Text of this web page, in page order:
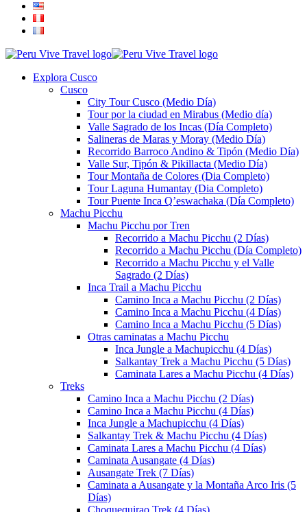
Explora Cusco
Cusco
City Tour Cusco (Medio Día)
Tour por la ciudad en Mirabus (Medio día)
Valle Sagrado de los Incas (Día Completo)
Salineras de Maras y Moray (Medio Día)
Recorrido Barroco Andino & Tipón (Medio Día)
Valle Sur, Tipón & Pikillacta (Medio Día)
Tour Montaña de Colores (Dia Completo)
Tour Laguna Humantay (Dia Completo)
Tour Puente Inca Q’eswachaka (Día Completo)
Machu Picchu
Machu Picchu por Tren
Recorrido a Machu Picchu (2 Días)
Recorrido a Machu Picchu (Día Completo)
Recorrido a Machu Picchu y el Valle
Sagrado (2 Días)
Inca Trail a Machu Picchu
Camino Inca a Machu Picchu (2 Días)
Camino Inca a Machu Picchu (4 Días)
Camino Inca a Machu Picchu (5 Días)
Otras caminatas a Machu Picchu
Inca Jungle a Machupicchu (4 Días)
Salkantay Trek a Machu Picchu (5 Días)
Caminata Lares a Machu Picchu (4 Días)
Treks
Camino Inca a Machu Picchu (2 Días)
Camino Inca a Machu Picchu (4 Días)
Inca Jungle a Machupicchu (4 Días)
Salkantay Trek & Machu Picchu (4 Días)
Caminata Lares a Machu Picchu (4 Días)
Caminata Ausangate (4 Días)
Ausangate Trek (7 Días)
Caminata a Ausangate y la Montaña Arco Iris (5
Días)
Choquequirao Trek (4 Días)